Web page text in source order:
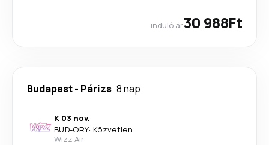
induló ár30 988Ft
Budapest- Párizs 8 nap
K 03 nov.
BUD-ORY· Közvetlen
Wizz Air